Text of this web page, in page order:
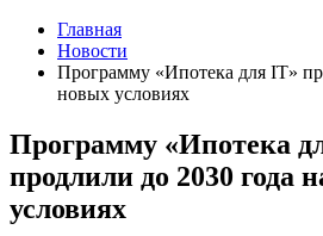
Главная
Новости
Программу «Ипотека для IT»
новых условиях
Программу «Ипотека
продлили до 2030 года
условиях